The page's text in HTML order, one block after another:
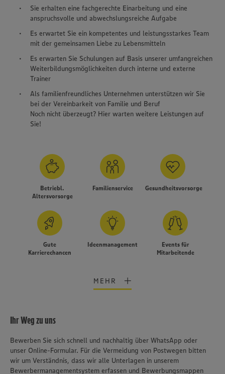
Sie erhalten eine fachgerechte Einarbeitung und eine
anspruchsvolle und abwechslungsreiche Aufgabe
Es erwartet Sie ein kompetentes und leistungsstarkes Team
mit der gemeinsamen Liebe zu Lebensmitteln
Es erwarten Sie Schulungen auf Basis unserer umfangreichen
Weiterbildungsmöglichkeiten durch interne und externe
Trainer
Als familienfreundliches Unternehmen unterstützen wir Sie
bei der Vereinbarkeit von Familie und Beruf
Noch nicht überzeugt? Hier warten weitere Leistungen auf
Sie!
Betriebl.
Altersvorsorge
Familienservice Gesundheitsvorsorge
Gute
Karrierechancen
Ideenmanagement
Events für
Mitarbeitende
MEHR
Ihr Weg zu uns
Bewerben Sie sich schnell und nachhaltig über WhatsApp oder
unser Online-Formular. Für die Vermeidung von Postwegen bitten
wir um Verständnis, dass wir alle Unterlagen in unserem
Bewerbermanagementsystem erfassen und Bewerbungsmappen